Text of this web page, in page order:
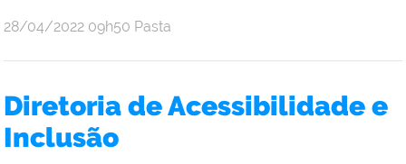
publicado
28/04/2022 09h50 Pasta
Diretoria de Acessibilidade e
Inclusão